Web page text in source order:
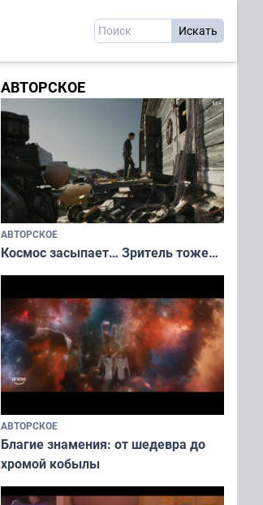
АВТОРСКОЕ
АВТОРСКОЕ
Космос засыпает… Зритель тоже…
АВТОРСКОЕ
Благие знамения: от шедевра до
хромой кобылы